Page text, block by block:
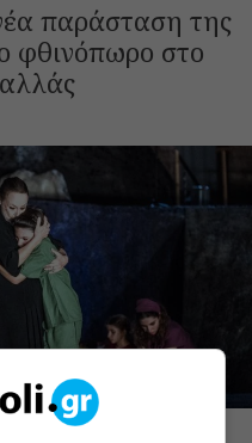
παράσταση της
φθινόπωρο στο
ΝΕΑ